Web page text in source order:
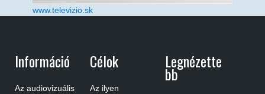
www.televizio.sk
Információ
Az audiovizuális
Célok
Az ilyen
Legnézette
Bb